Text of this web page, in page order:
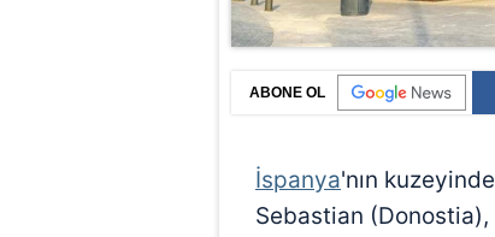
ABONE OL
İspanya'nın
Sebastian